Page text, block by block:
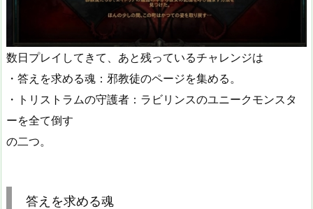
数日プレイしてきて、あと残っているチャレンジは
・答えを求める魂：邪教徒のページを集める。
・トリストラムの守護者：ラビリンスのユニークモンスタ
ーを全て倒す
の二つ。
答えを求める魂